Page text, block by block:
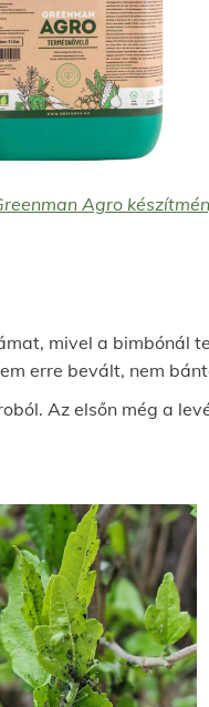
Agro
mivel a
erre bevált, nem
Az elsőn még a